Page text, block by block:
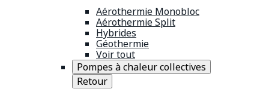
Aérothermie Monobloc
Aérothermie Split
Hybrides
Géothermie
Voir tout
Pompes à chaleur collectives
Retour